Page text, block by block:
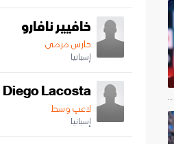
خافيير نافارو
حارس مرمى
إسبانيا
Diego Lacosta
لاعب وسط
إسبانيا